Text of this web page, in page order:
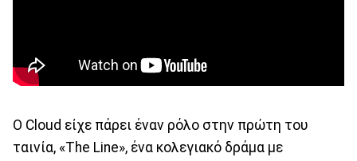
Ο Cloud είχε πάρει έναν ρόλο στην πρώτη του
ταινία, «The Line», ένα κολεγιακό δράμα με